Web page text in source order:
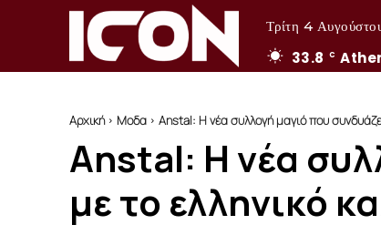
Τρίτη 4
33.8 C
Αρχική Μοδα Anstal: Η νέα συλλογή μαγιό που
Anstal: Η νέα
με το ελληνικό